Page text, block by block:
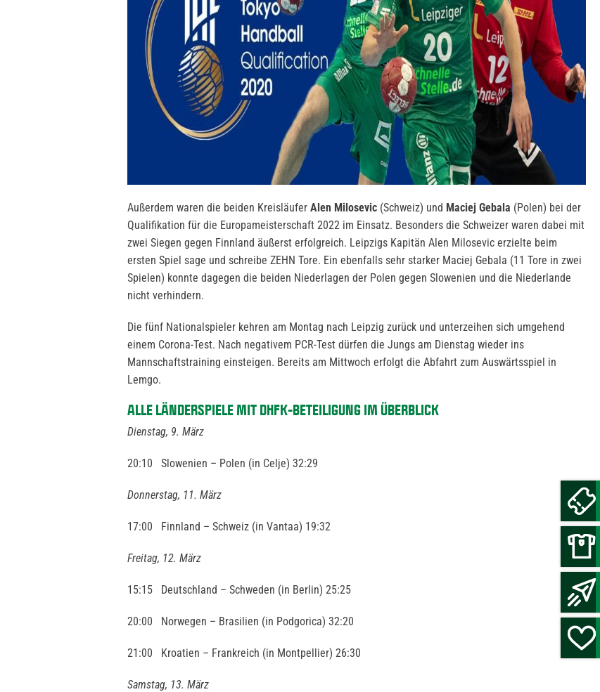
Außerdem waren die beiden Kreisläufer Alen Milosevic (Schweiz) und Maciej Gebala (Polen) bei der
Qualifikation für die Europameisterschaft 2022 im Einsatz. Besonders die Schweizer waren dabei mit
zwei Siegen gegen Finnland äußerst erfolgreich. Leipzigs Kapitän Alen Milosevic erzielte beim
ersten Spiel sage und schreibe ZEHN Tore. Ein ebenfalls sehr starker Maciej Gebala (11 Tore in zwei
Spielen) konnte dagegen die beiden Niederlagen der Polen gegen Slowenien und die Niederlande
nicht verhindern.
Die fünf Nationalspieler kehren am Montag nach Leipzig zurück und unterzeihen sich umgehend
einem Corona-Test. Nach negativem PCR-Test dürfen die Jungs am Dienstag wieder ins
Mannschaftstraining einsteigen. Bereits am Mittwoch erfolgt die Abfahrt zum Auswärtsspiel in
Lemgo.
ALLE LÄNDERSPIELE MIT DHFK-BETEILIGUNG IM ÜBERBLICK
Dienstag, 9. März
20:10 Slowenien – Polen (in Celje) 32:29
Donnerstag, 11. März
17:00 Finnland – Schweiz (in Vantaa) 19:32
Freitag, 12. März
15:15 Deutschland – Schweden (in Berlin) 25:25
20:00 Norwegen – Brasilien (in Podgorica) 32:20
21:00 Kroatien – Frankreich (in Montpellier) 26:30
Samstag, 13. März